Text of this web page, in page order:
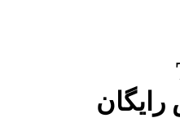
رایگان